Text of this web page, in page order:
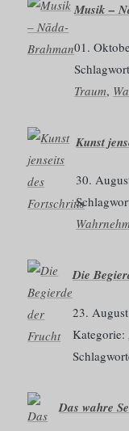
Musik –
01.
Traum,
Kunst
30.
Die
23.
Kategorie:
Das wahre